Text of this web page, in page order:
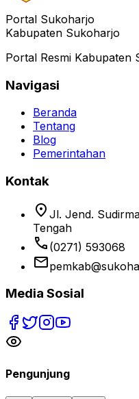
Portal Sukoharjo
Kabupaten Sukoharjo
Portal Resmi Kabupaten
Navigasi
Beranda
Tentang
Blog
Pemerintahan
Kontak
location_on Jl. Jend.
Tengah
phone (0271) 593068
email
Media Sosial
Pengunjung